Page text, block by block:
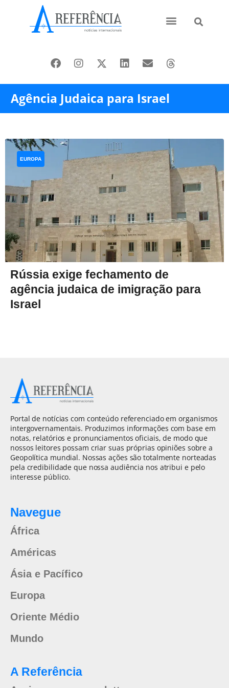
Agência Judaica para Israel
Rússia exige fechamento de
agência judaica de imigração para
Israel
EUROPA
Portal de notícias com conteúdo referenciado em organismos
intergovernamentais. Produzimos informações com base em
notas, relatórios e pronunciamentos oficiais, de modo que
nossos leitores possam criar suas próprias opiniões sobre a
Geopolítica mundial. Nossas ações são totalmente norteadas
pela credibilidade que nossa audiência nos atribui e pelo
interesse público.
Navegue
África
Américas
Ásia e Pacífico
Europa
Oriente Médio
Mundo
A Referência